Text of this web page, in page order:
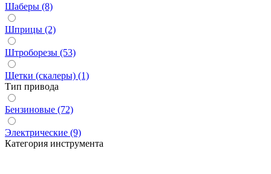
Шаберы (8)
Шприцы (2)
Штроборезы (53)
Щетки (скалеры) (1)
Тип привода
Бензиновые (72)
Электрические (9)
Категория инструмента